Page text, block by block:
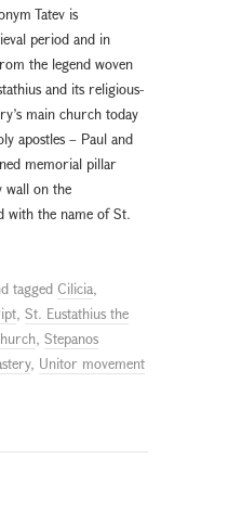
Tatev is
period and in
the legend woven
and its religious-
main church today
apostles – Paul and
memorial pillar
wall on the
with the name of St.
tagged Cilicia,
, St. Eustathius the
, Stepanos
, Unitor movement